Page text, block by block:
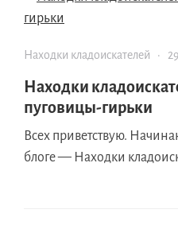
Находки кладоискателей ·
Находки
пуговицы-гирьки
Всех приветствую.
блоге — Находки